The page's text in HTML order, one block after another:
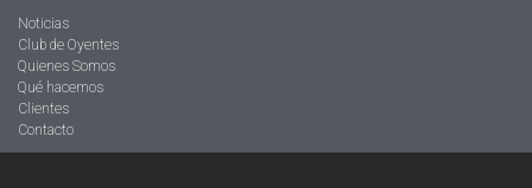
Noticias
Club de Oyentes
Quienes Somos
Qué hacemos
Clientes
Contacto